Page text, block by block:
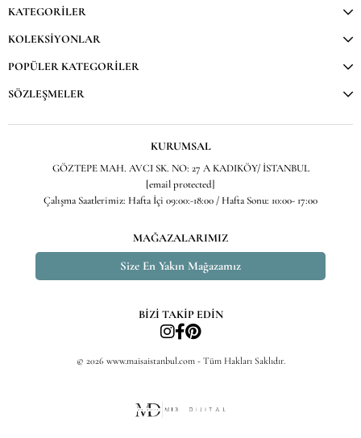
KATEGORİLER
KOLEKSİYONLAR
POPÜLER KATEGORİLER
SÖZLEŞMELER
KURUMSAL
GÖZTEPE MAH. AVCI SK. NO: 27 A KADIKÖY/ İSTANBUL
[email protected]
Çalışma Saatlerimiz: Hafta İçi 09:00:-18:00 / Hafta Sonu: 10:00- 17:00
MAĞAZALARIMIZ
Size En Yakın Mağazamız
BİZİ TAKİP EDİN
© 2026 www.maisaistanbul.com - Tüm Hakları Saklıdır.